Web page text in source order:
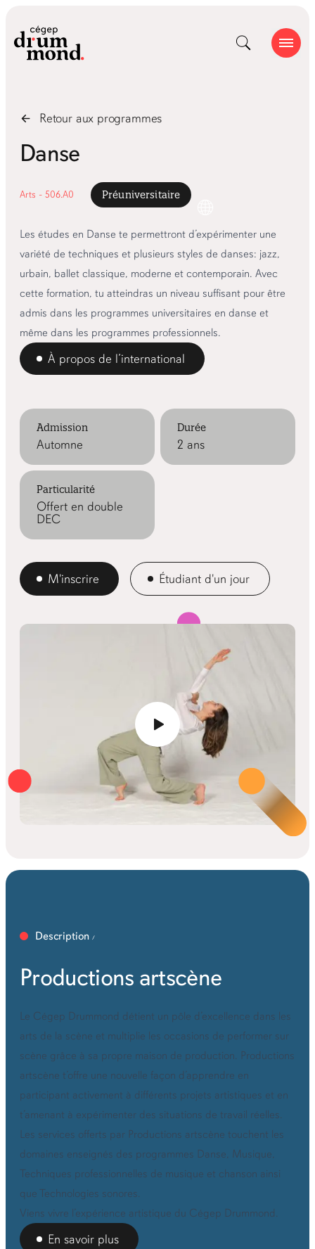
Retour aux programmes
Danse
Arts - 506.A0 Préuniversitaire
Les études en Danse te permettront d’expérimenter une
variété de techniques et plusieurs styles de danses: jazz,
urbain, ballet classique, moderne et contemporain. Avec
cette formation, tu atteindras un niveau suffisant pour être
admis dans les programmes universitaires en danse et
même dans les programmes professionnels.
À propos de l’international
Admission
Automne
Durée
2 ans
Particularité
Offert en double
DEC
M'inscrire Étudiant d'un jour
Description
Productions artscène
Le Cégep Drummond détient un pôle d’excellence dans les
arts de la scène et multiplie les occasions de performer sur
scène grâce à sa propre maison de production. Productions
artscène t’offre une nouvelle façon d’apprendre en
participant activement à différents projets artistiques et en
t’amenant à expérimenter des situations de travail réelles.
Les services offerts par Productions artscène touchent les
domaines enseignés des programmes Danse, Musique,
Techniques professionnelles de musique et chanson ainsi
que Technologies sonores.
Viens vivre l’expérience artistique du Cégep Drummond.
En savoir plus